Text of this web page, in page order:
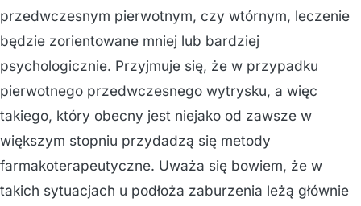
przedwczesnym pierwotnym, czy wtórnym, leczenie
będzie zorientowane mniej lub bardziej
psychologicznie. Przyjmuje się, że w przypadku
pierwotnego przedwczesnego wytrysku, a więc
takiego, który obecny jest niejako od zawsze w
większym stopniu przydadzą się metody
farmakoterapeutyczne. Uważa się bowiem, że w
takich sytuacjach u podłoża zaburzenia leżą głównie